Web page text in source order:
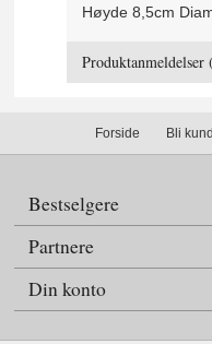
Høyde 8,5cm
Produktanmeldelser
Forside Bli
Bestselgere
Partnere
Din konto